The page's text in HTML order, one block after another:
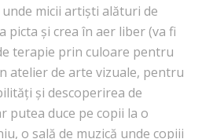
micii artiști alături de
picta și crea în aer liber (va fi
terapie prin culoare pentru
atelier de arte vizuale, pentru
și descoperirea de
putea duce pe copii la o
o sală de muzică unde copiii